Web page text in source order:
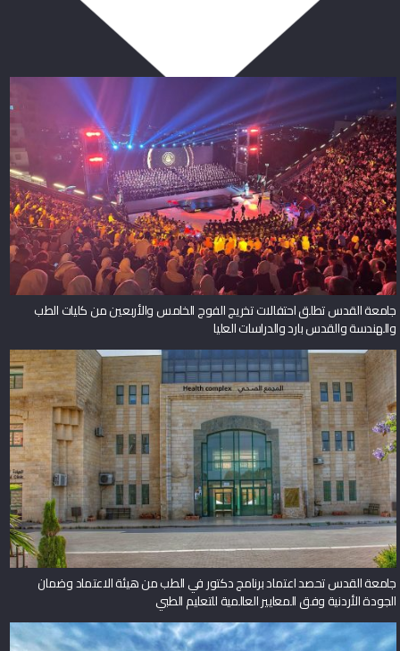
جامعة القدس تطلق احتفالات تخريج الفوج الخامس والأربعين من كليات الطب
والهندسة والقدس بارد والدراسات العليا
جامعة القدس تحصد اعتماد برنامج دكتور في الطب من هيئة الاعتماد وضمان
الجودة الأردنية وفق المعايير العالمية للتعليم الطبي